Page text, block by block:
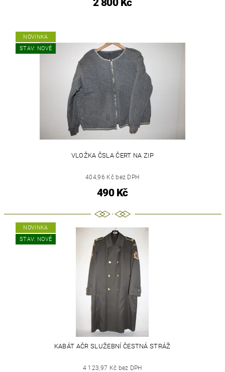
NOVINKA
STAV: NOVÉ
VLOŽKA ČSLA ČERT NA ZIP
404,96 Kč bez DPH
490 Kč
NOVINKA
STAV: NOVÉ
KABÁT AČR SLUŽEBNÍ ČESTNÁ STRÁŽ
4 123,97 Kč bez DPH